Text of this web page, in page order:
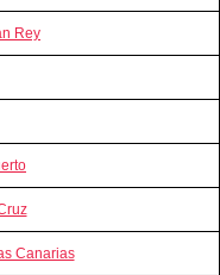
Rey
Canarias